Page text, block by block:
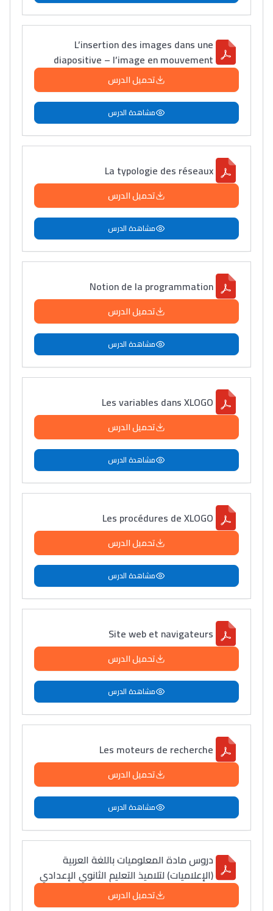
L’insertion des images dans une
diapositive – l’image en mouvement
تحميل الدرس
مشاهدة الدرس
La typologie des réseaux
تحميل الدرس
مشاهدة الدرس
Notion de la programmation
تحميل الدرس
مشاهدة الدرس
Les variables dans XLOGO
تحميل الدرس
مشاهدة الدرس
Les procédures de XLOGO
تحميل الدرس
مشاهدة الدرس
Site web et navigateurs
تحميل الدرس
مشاهدة الدرس
Les moteurs de recherche
تحميل الدرس
مشاهدة الدرس
دروس مادة المعلوميات باللغة العربية
(الإعلاميات) لتلاميذ التعليم الثانوي الإعدادي
تحميل الدرس